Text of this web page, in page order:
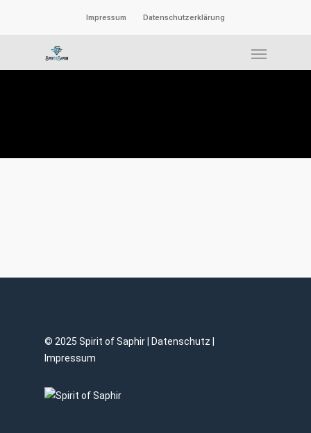
Impressum Datenschutzerklärung
© 2025 Spirit of Saphir | Datenschutz
Impressum